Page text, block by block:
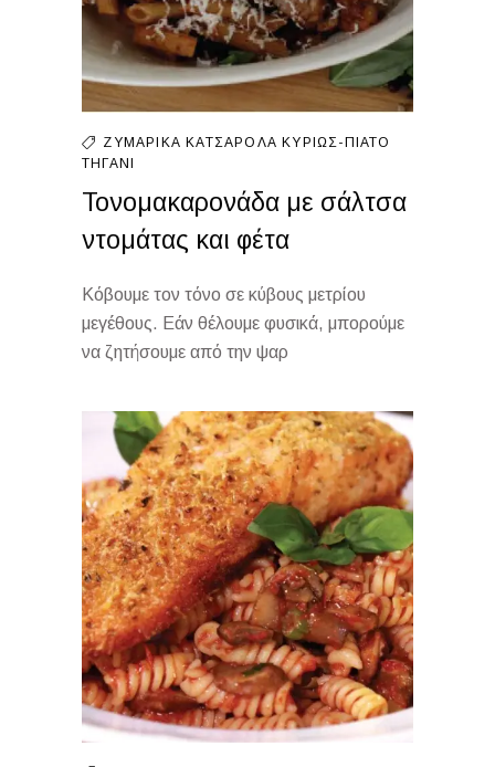
ΖΥΜΑΡΙΚΆ ΚΑΤΣΑΡΌΛΑ ΚΥΡΊΩΣ-ΠΙΆΤΟ
ΤΗΓΆΝΙ
Τονομακαρονάδα με σάλτσα
ντομάτας και φέτα
Κόβουμε τον τόνο σε κύβους μετρίου
μεγέθους. Εάν θέλουμε φυσικά, μπορούμε
να ζητήσουμε από την ψαρ